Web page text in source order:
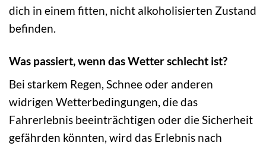
dich in einem fitten, nicht alkoholisierten Zustand
befinden.
Was passiert, wenn das Wetter schlecht ist?
Bei starkem Regen, Schnee oder anderen
widrigen Wetterbedingungen, die das
Fahrerlebnis beeinträchtigen oder die Sicherheit
gefährden könnten, wird das Erlebnis nach